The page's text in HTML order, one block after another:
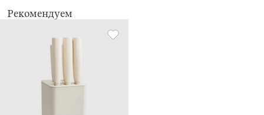
мыть вручную с применением мягких моющих средств
не использовать для ухода абразивные чистящие средства и
жесткие губки
ножи нельзя мыть в посудомоечной машине
Рекомендуем